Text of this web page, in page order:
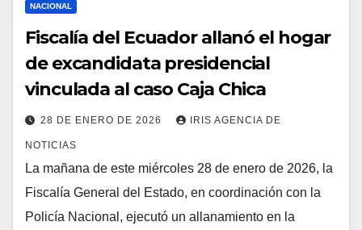
NACIONAL
Fiscalía del Ecuador allanó el hogar
de excandidata presidencial
vinculada al caso Caja Chica
28 DE ENERO DE 2026 IRIS AGENCIA DE
NOTICIAS
La mañana de este miércoles 28 de enero de 2026, la
Fiscalía General del Estado, en coordinación con la
Policía Nacional, ejecutó un allanamiento en la